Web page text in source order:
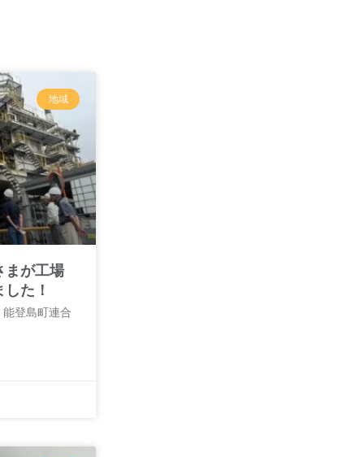
地域
まが工場
た！
登島町連合